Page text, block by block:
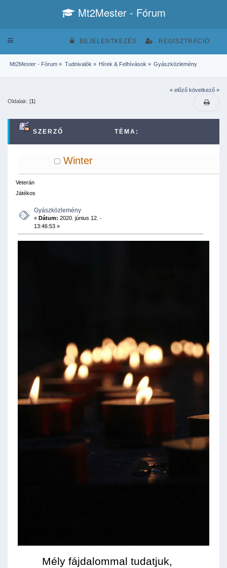
Mt2Mester - Fórum
Toggle
BEJELENTKEZÉS REGISZTRÁCIÓ
Mt2Mester - Fórum » Tudnivalók » Hírek & Felhívások » Gyászközlemény
« előző következő »
Oldalak: [1]
SZERZŐ TÉMA:
GYÁSZKÖZLEMÉNY (MEGTEKINTVE 31441
ALKALOMMAL)
Winter
Veterán
Játékos
Gyászközlemény
«Dátum: 2020. június 12. -
13:46:53 »
Mély fájdalommal tudatjuk,